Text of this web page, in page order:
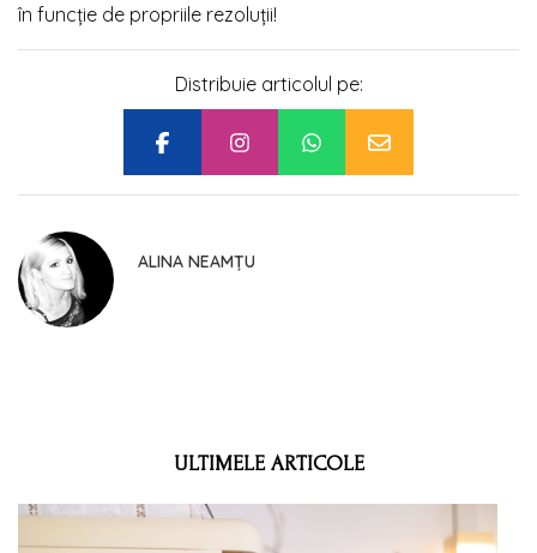
în funcție de propriile rezoluții!
Distribuie articolul pe:
ALINA NEAMȚU
ULTIMELE ARTICOLE